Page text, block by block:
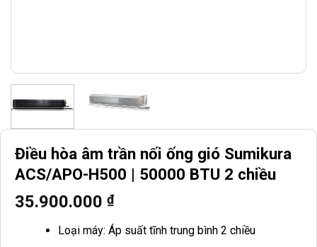
Điều hòa âm trần nối ống gió Sumikura
ACS/APO-H500 | 50000 BTU 2 chiều
35.900.000 ₫
Loại máy: Áp suất tĩnh trung bình 2 chiều